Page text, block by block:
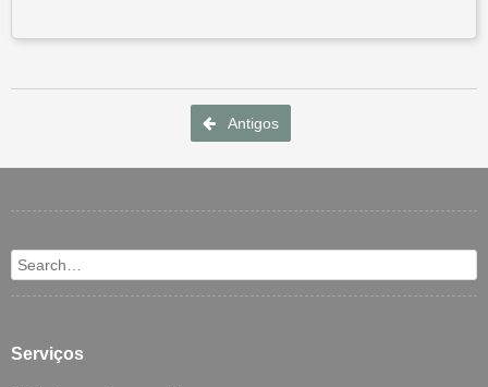
Post navigation
Antigos
Search
Serviços